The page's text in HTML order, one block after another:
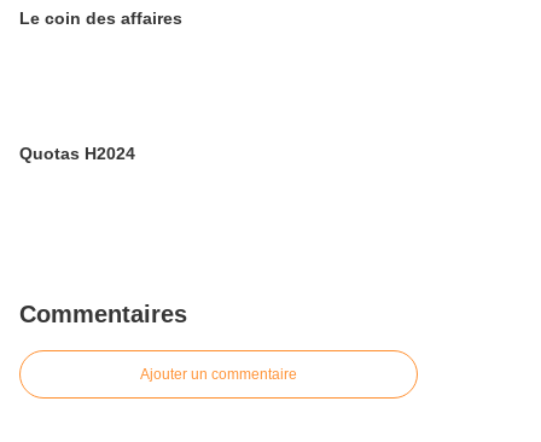
Le coin des affaires
Quotas H2024
Commentaires
Ajouter un commentaire